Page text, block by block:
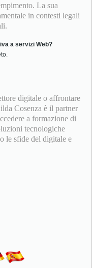
La sua
in contesti legali
a servizi Web?
digitale o affrontare
Cosenza è il partner
a formazione di
tecnologiche
le sfide del digitale e